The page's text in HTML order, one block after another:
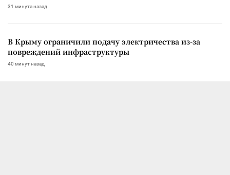
31 минута назад
В Крыму ограничили подачу электричества из-за
повреждений инфраструктуры
40 минут назад